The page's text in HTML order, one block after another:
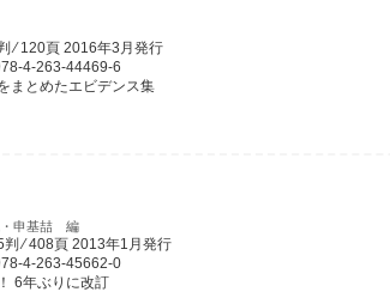
⁄ 120頁 2016年3月発行
4-263-44469-6
まとめたエビデンス集
・申基喆 編
判 ⁄ 408頁 2013年1月発行
4-263-45662-0
6年ぶりに改訂